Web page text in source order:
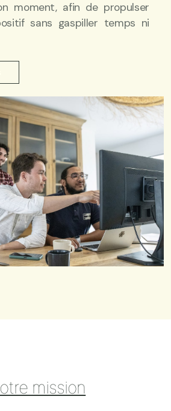
moment, afin de propulser
sans gaspiller temps ni
mission